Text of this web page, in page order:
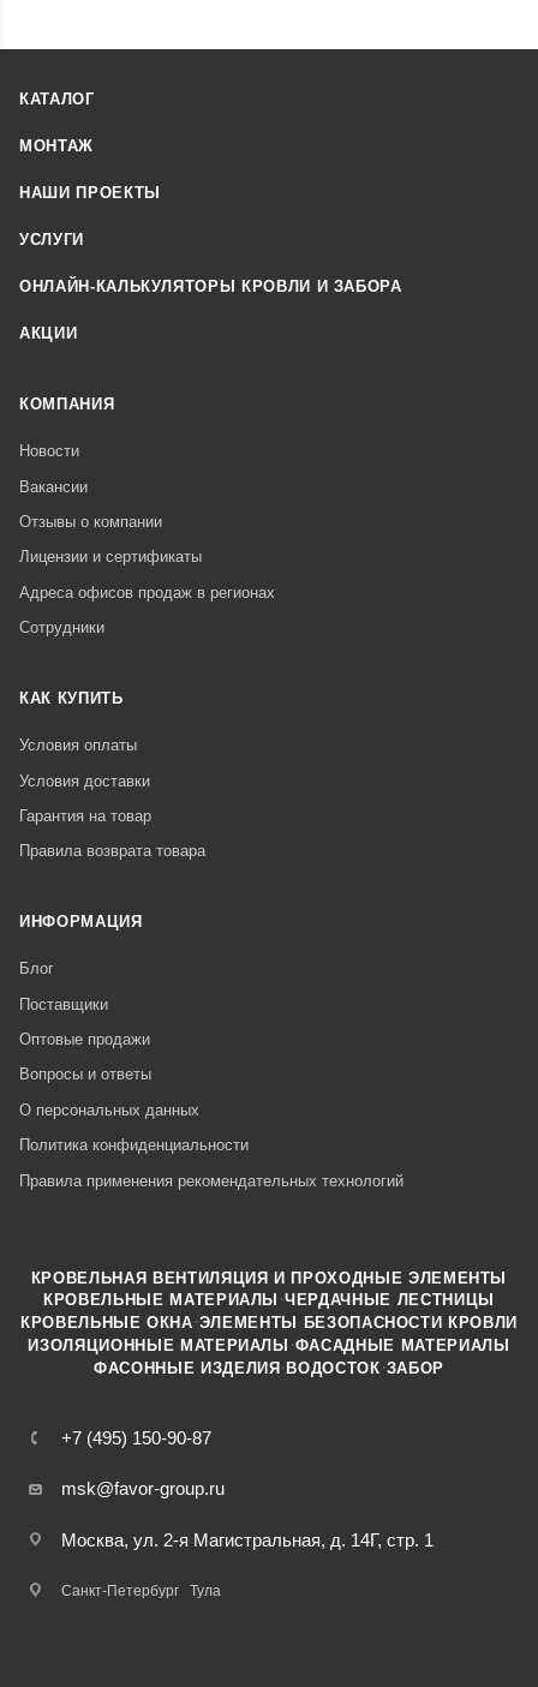
КАТАЛОГ
МОНТАЖ
НАШИ ПРОЕКТЫ
УСЛУГИ
ОНЛАЙН-КАЛЬКУЛЯТОРЫ КРОВЛИ И ЗАБОРА
АКЦИИ
КОМПАНИЯ
Новости
Вакансии
Отзывы о компании
Лицензии и сертификаты
Адреса офисов продаж в регионах
Сотрудники
КАК КУПИТЬ
Условия оплаты
Условия доставки
Гарантия на товар
Правила возврата товара
ИНФОРМАЦИЯ
Блог
Поставщики
Оптовые продажи
Вопросы и ответы
О персональных данных
Политика конфиденциальности
Правила применения рекомендательных технологий
+7 (495) 150-90-87
msk@favor-group.ru
Москва, ул. 2-я Магистральная, д. 14Г, стр. 1
Санкт-Петербург Тула
КРОВЕЛЬНАЯ ВЕНТИЛЯЦИЯ И ПРОХОДНЫЕ ЭЛЕМЕНТЫ
КРОВЕЛЬНЫЕ МАТЕРИАЛЫ ·ЧЕРДАЧНЫЕ ЛЕСТНИЦЫ
КРОВЕЛЬНЫЕ ОКНА ·ЭЛЕМЕНТЫ БЕЗОПАСНОСТИ КРОВЛИ
ИЗОЛЯЦИОННЫЕ МАТЕРИАЛЫ ·ФАСАДНЫЕ МАТЕРИАЛЫ
ФАСОННЫЕ ИЗДЕЛИЯ·ВОДОСТОК ·ЗАБОР